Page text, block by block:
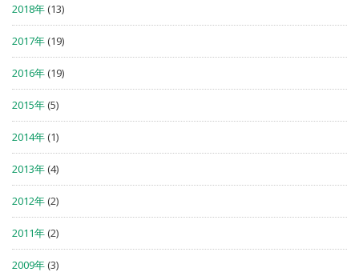
2018年(13)
2017年(19)
2016年(19)
2015年(5)
2014年(1)
2013年(4)
2012年(2)
2011年(2)
2009年(3)